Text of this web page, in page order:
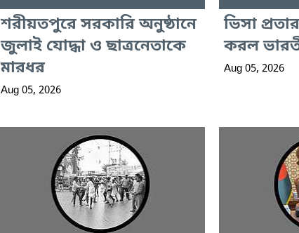
শরীয়তপুরে সরকারি অনুষ্ঠানে
জুলাই যোদ্ধা ও ছাত্রনেতাকে
মারধর
Aug 05, 2026
ভিসা
করল
Aug 05, 2026